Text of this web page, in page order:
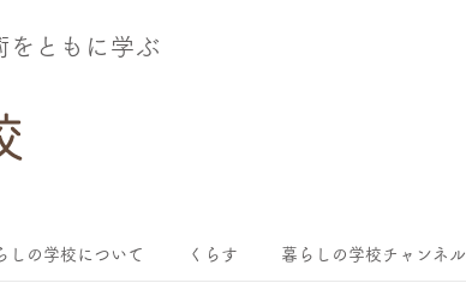
をともに学ぶ
しの学校について くらす 暮らしの学校チャンネル